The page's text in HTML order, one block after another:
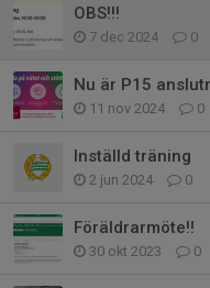
OBS!!!
7 dec 2024 0
Nu är P15
11 nov 2024 0
Inställd träning
2 jun 2024 0
Föräldrarmöte!!
30 okt 2023 0